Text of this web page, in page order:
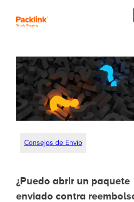
Consejos de Envío
¿Puedo abrir un paquete
enviado contra